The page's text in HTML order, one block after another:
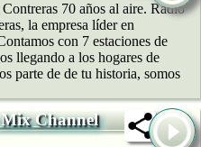
70 años al aire. Radio
la empresa líder en
con 7 estaciones de
llegando a los hogares de
parte de de tu historia, somos
Channel